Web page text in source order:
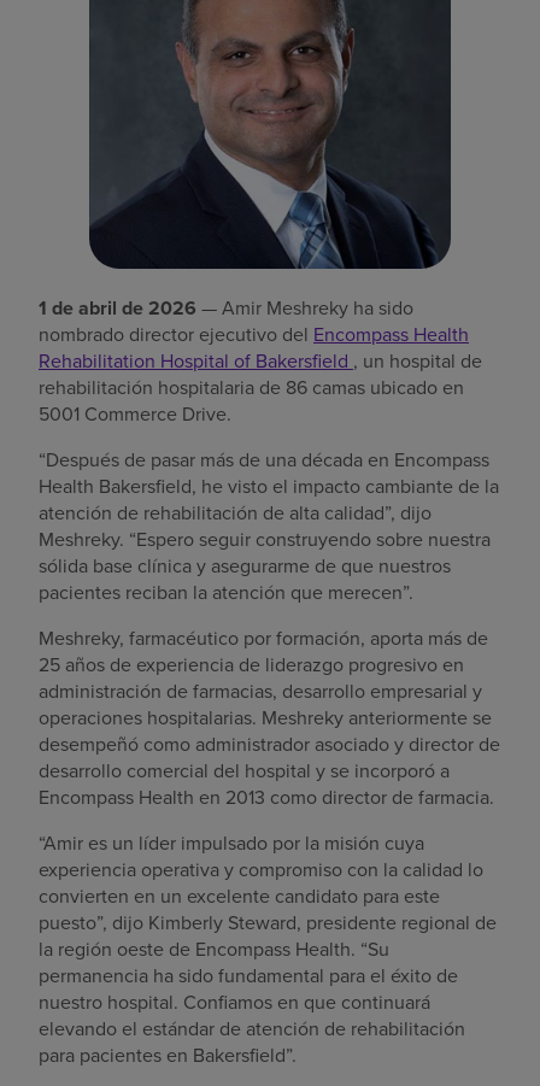
Pagar mi factura
1 de abril de 2026 — Amir Meshreky ha sido
nombrado director ejecutivo del Encompass Health
Rehabilitation Hospital of Bakersfield , un hospital de
rehabilitación hospitalaria de 86 camas ubicado en
5001 Commerce Drive.
“Después de pasar más de una década en Encompass
Health Bakersfield, he visto el impacto cambiante de la
atención de rehabilitación de alta calidad”, dijo
Meshreky. “Espero seguir construyendo sobre nuestra
sólida base clínica y asegurarme de que nuestros
pacientes reciban la atención que merecen”.
Meshreky, farmacéutico por formación, aporta más de
25 años de experiencia de liderazgo progresivo en
administración de farmacias, desarrollo empresarial y
operaciones hospitalarias. Meshreky anteriormente se
desempeñó como administrador asociado y director de
desarrollo comercial del hospital y se incorporó a
Encompass Health en 2013 como director de farmacia.
“Amir es un líder impulsado por la misión cuya
experiencia operativa y compromiso con la calidad lo
convierten en un excelente candidato para este
puesto”, dijo Kimberly Steward, presidente regional de
la región oeste de Encompass Health. “Su
permanencia ha sido fundamental para el éxito de
nuestro hospital. Confiamos en que continuará
elevando el estándar de atención de rehabilitación
para pacientes en Bakersfield”.